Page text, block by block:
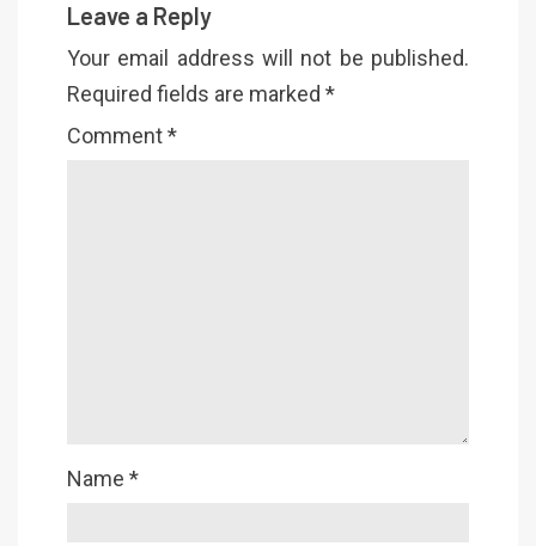
Leave a Reply
Your email address will not be published.
Required fields are marked *
Comment*
Name *